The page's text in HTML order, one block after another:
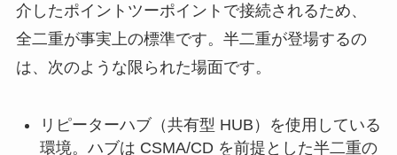
介したポイントツーポイントで接続されるため、
全二重が事実上の標準です。半二重が登場するの
は、次のような限られた場面です。
リピーターハブ（共有型 HUB）を使用している
環境。ハブは CSMA/CD を前提とした半二重の